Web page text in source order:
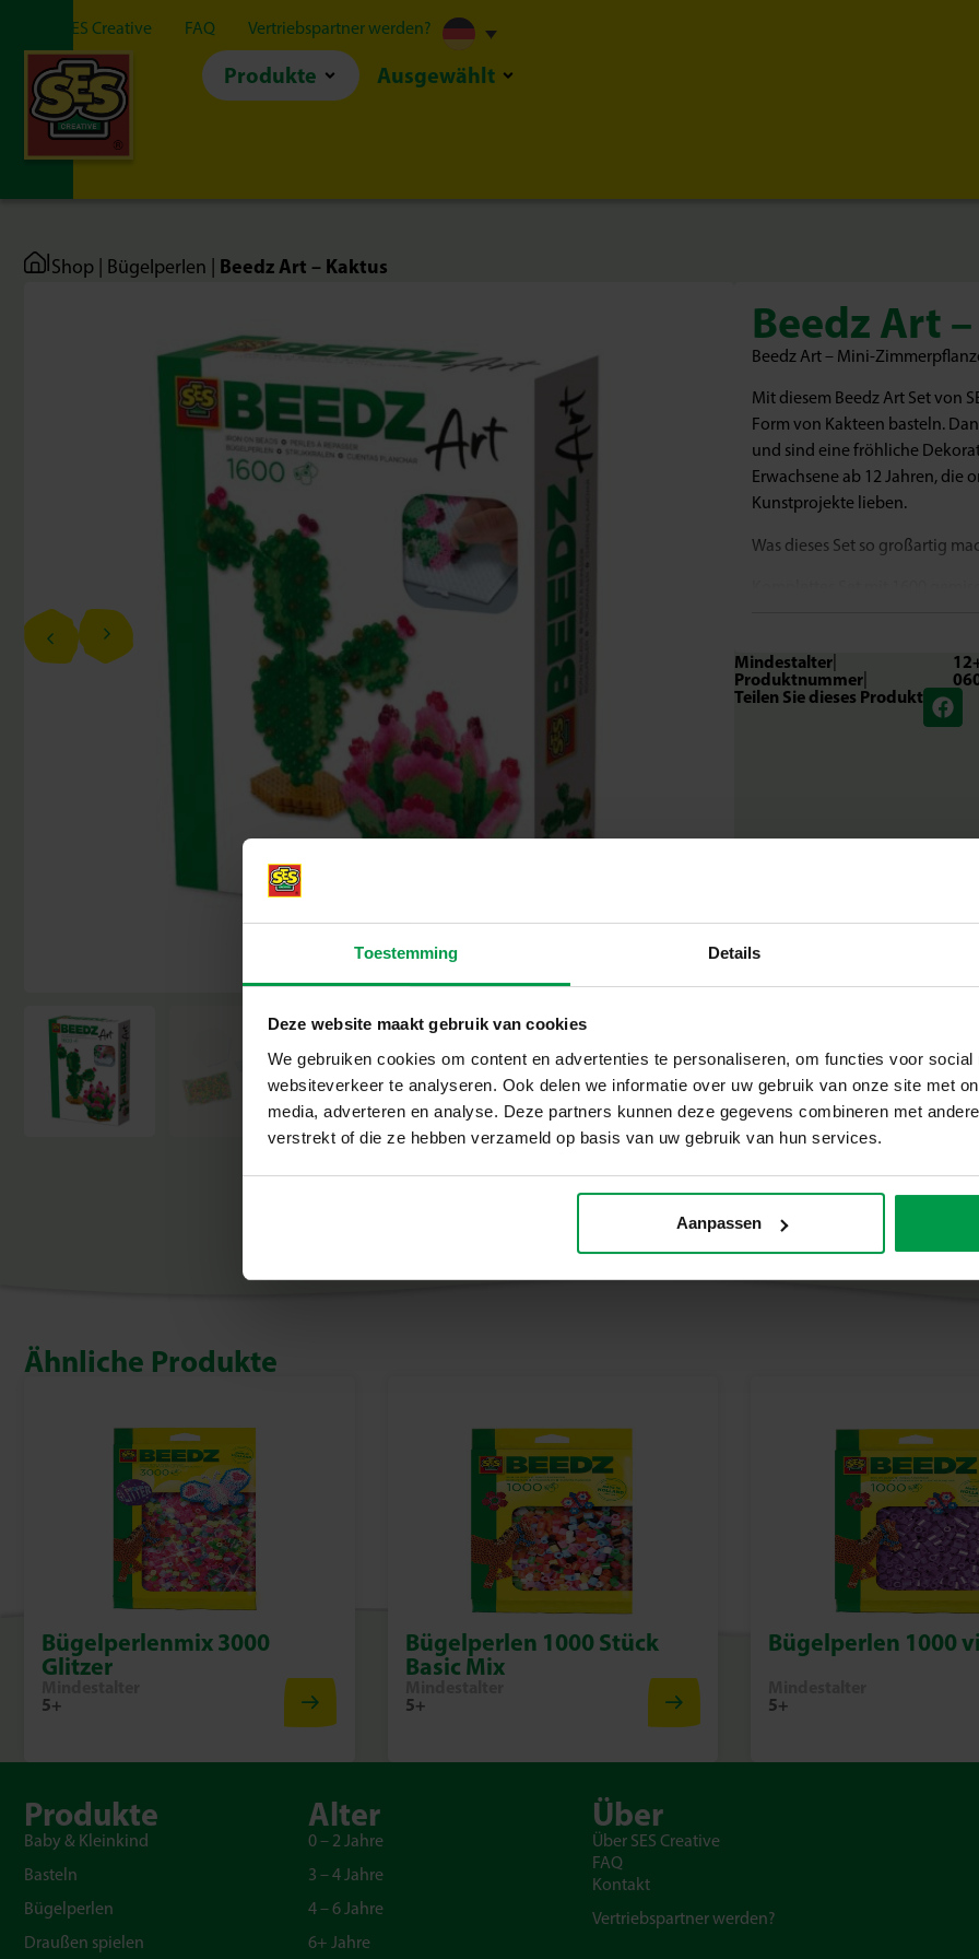
Toestemming Details
Deze website maakt gebruik van cookies
We gebruiken cookies om content en advertenties te personaliseren, om functies voor social
websiteverkeer te analyseren. Ook delen we informatie over uw gebruik van onze site met
media, adverteren en analyse. Deze partners kunnen deze gegevens combineren met
verstrekt of die ze hebben verzameld op basis van uw gebruik van hun services.
Aanpassen
Über SES Creative FAQ Vertriebspartner werden?
Produkte Ausgewählt
|Shop Bügelperlen Beedz Art – Kaktus
Beedz Art
Beedz Art – Mini-
Mit diesem Beedz Art Set von
Form von Kakteen basteln.
und sind eine fröhliche
Erwachsene ab 12 Jahren,
Kunstprojekte lieben.
Was dieses Set so großartig
Komplettes Set mit 1600
Einzigartiger 3D-Effekt, der
Fördert Kreativität, Präzision
Geeignet für Erwachsene und
Endergebnis: farbenfrohe
wunderschöne Kakteen
zu einem echten Blickfang in
1600 gemischte Perlen
Anleitung
Warum SES Creative wählen
Bei SES Creative legen wir
unserem Werk in den
hergestellt und getestet. Die
ausgerichtet, dass die Bastler
Entwicklung fördert.
Entdecke, wie viel Spaß es
Art-Set deine eigenen
Mindestalter|
Produktnummer|
Teilen Sie dieses Produkt
Ähnliche Produkte
Bügelperlenmix 3000
Glitzer
5+
Bügelperlen 1000 Stück
Basic Mix
5+
Bügelperlen 1000
5+
Produkte
Baby & Kleinkind
Basteln
Bügelperlen
Draußen spielen
Alter
0 – 2 Jahre
3 – 4 Jahre
4 – 6 Jahre
6+ Jahre
Über
Über SES Creative
FAQ
Kontakt
Vertriebspartner werden?